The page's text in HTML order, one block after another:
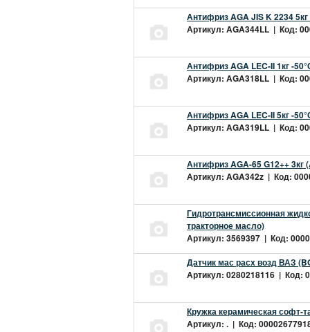
Антифриз AGA JIS K 2234
Артикул: AGA344LL | Код:
Антифриз AGA LEC-II 1кг -
Артикул: AGA318LL | Код:
Антифриз AGA LEC-II 5кг -
Артикул: AGA319LL | Код:
Антифриз AGA-65 G12++ 3кг
Артикул: AGA342z | Код:
Гидротрансмиссионная
тракторное масло)
Артикул: 3569397 | Код:
Датчик мас расх возд ВАЗ
Артикул: 0280218116 | Код:
Кружка керамическая софт-
Артикул: . | Код: